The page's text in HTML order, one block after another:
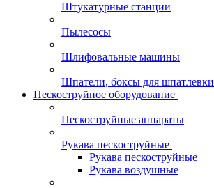
Штукатурные станции
Пылесосы
Шлифовальные машины
Шпатели, боксы для шпатлевки
Пескоструйное оборудование
Пескоструйные аппараты
Рукава пескоструйные
Рукава пескоструйные
Рукава воздушные